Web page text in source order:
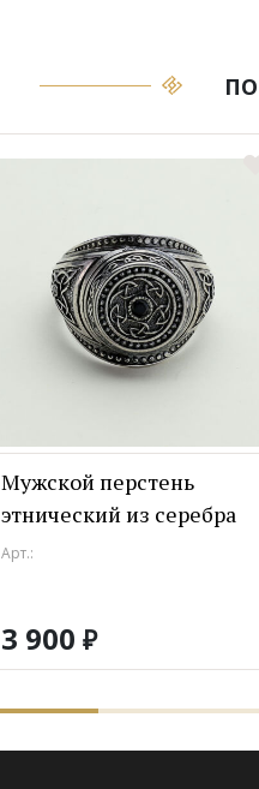
Мужской перстень
этнический из серебра
Арт.:
3 900 ₽